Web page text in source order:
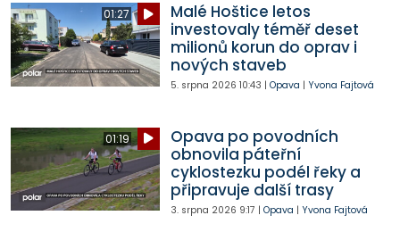
01:27
Malé Hoštice letos
investovaly téměř deset
milionů korun do oprav i
nových staveb
5. srpna 2026 10:43 | Opava | Yvona Fajtová
01:19
Opava po povodních
obnovila páteřní
cyklostezku podél řeky a
připravuje další trasy
3. srpna 2026 9:17 | Opava | Yvona Fajtová